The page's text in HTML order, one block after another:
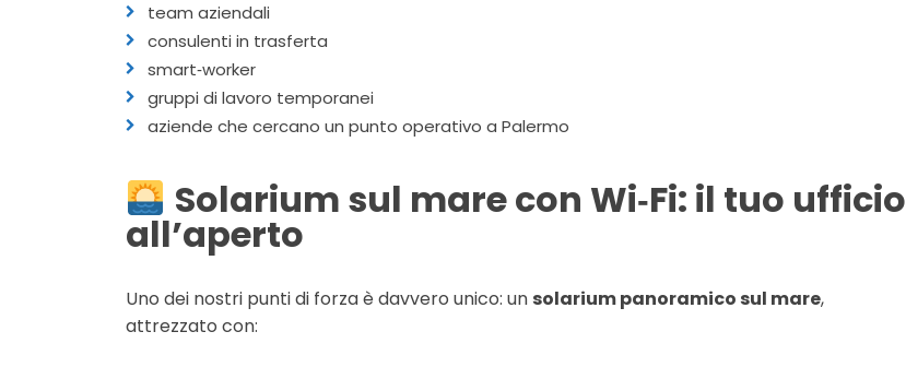
team aziendali
consulenti in trasferta
smart‑worker
gruppi di lavoro temporanei
aziende che cercano un punto operativo a Palermo
Solarium sul mare con Wi‑Fi: il tuo ufficio
all’aperto
Uno dei nostri punti di forza è davvero unico: un solarium panoramico sul mare,
attrezzato con: